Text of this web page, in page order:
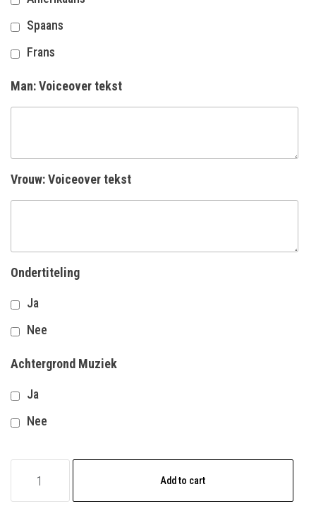
Spaans
Frans
Man: Voiceover tekst
Vrouw: Voiceover tekst
Ondertiteling
Ja
Nee
Achtergrond Muziek
Ja
Nee
quantity
Add to cart